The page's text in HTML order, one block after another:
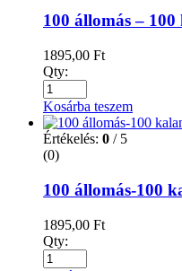
100 állomás –
1895,00 Ft
Qty:
Kosárba teszem
Értékelés: 0 / 5
(0)
100 állomás-100
1895,00 Ft
Qty: